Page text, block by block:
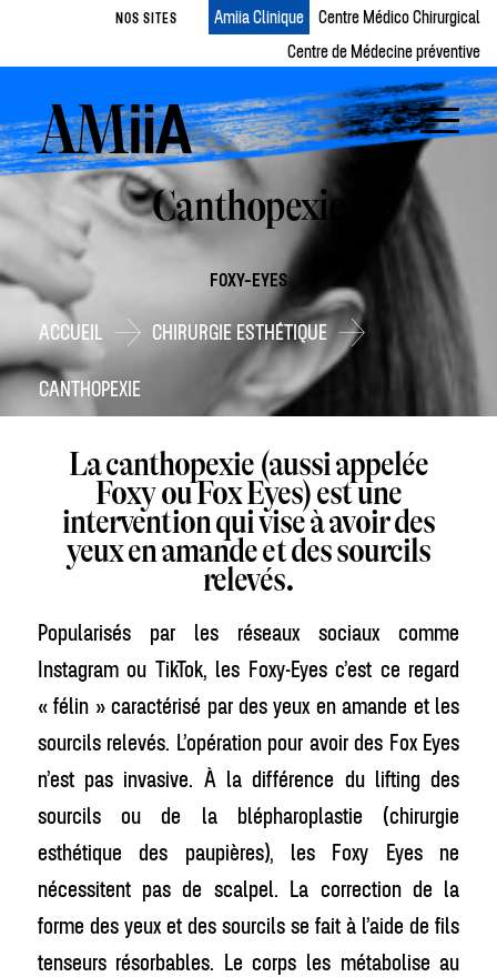
NOS SITES Amiia Clinique
Centre Médico Chirurgical
Centre de Médecine préventive
Canthopexie
FOXY-EYES
ACCUEIL CHIRURGIE ESTHÉTIQUE
CANTHOPEXIE
La canthopexie (aussi appelée
Foxy ou Fox Eyes) est une
intervention qui vise à avoir des
yeux en amande et des sourcils
relevés.
Popularisés par les réseaux sociaux comme
Instagram ou TikTok, les Foxy-Eyes c’est ce regard
« félin » caractérisé par des yeux en amande et les
sourcils relevés. L’opération pour avoir des Fox Eyes
n’est pas invasive. À la différence du lifting des
sourcils ou de la blépharoplastie (chirurgie
esthétique des paupières), les Foxy Eyes ne
nécessitent pas de scalpel. La correction de la
forme des yeux et des sourcils se fait à l’aide de fils
tenseurs résorbables. Le corps les métabolise au